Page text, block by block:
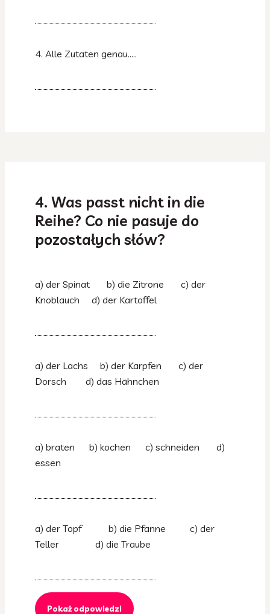
4. Alle Zutaten genau…..
4. Was passt nicht in die
Reihe? Co nie pasuje do
pozostałych słów?
a) der Spinat b) die Zitrone c) der
Knoblauch d) der Kartoffel
a) der Lachs b) der Karpfen c) der
Dorsch d) das Hähnchen
a) braten b) kochen c) schneiden d)
essen
a) der Topf b) die Pfanne c) der
Teller d) die Traube
Pokaż odpowiedzi